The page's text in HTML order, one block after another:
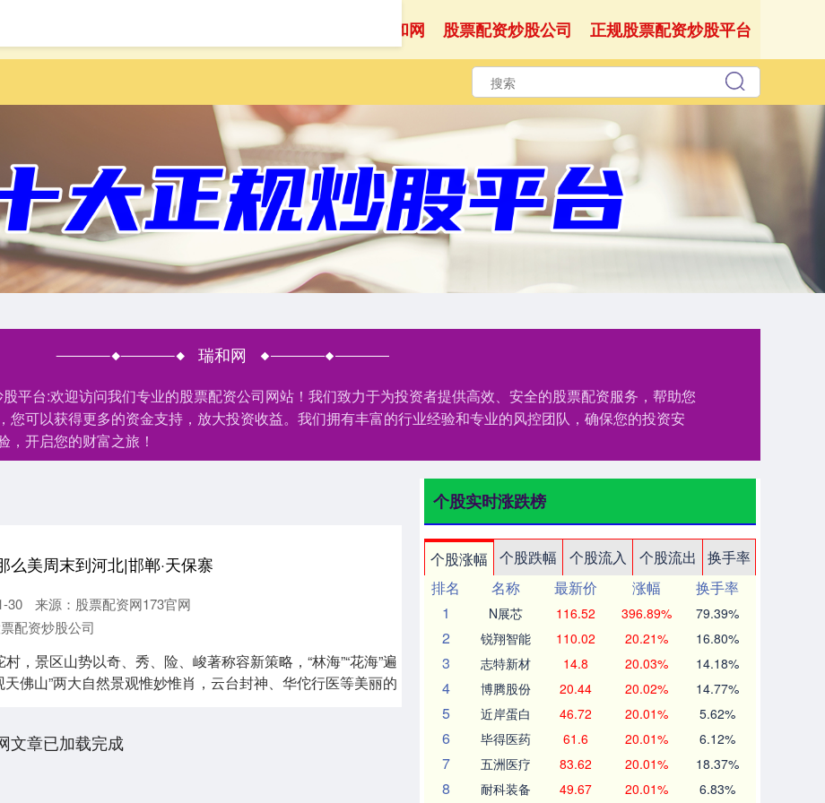
瑞和网 股票配资炒股公司 正规股票配资炒股平台
瑞和网
平台:欢迎访问我们专业的股票配资公司网站！我们致力于为投资者提供高效、安全的股票配资服务，帮助您
您可以获得更多的资金支持，放大投资收益。我们拥有丰富的行业经验和专业的风控团队，确保您的投资安
开启您的财富之旅！
么美周末到河北|邯郸·天保寨
30
来源：股票配资网173官网
配资炒股公司
，景区山势以奇、秀、险、峻著称容新策略，“林海”“花海”遍
天佛山”两大自然景观惟妙惟肖，云台封神、华佗行医等美丽的
文章已加载完成
个股实时涨跌榜
个股涨幅 个股跌幅 个股流入 个股流出
换手率
排名
名称 最新价 涨幅
换手率
1
N展芯 116.52 396.89% 79.39%
2 锐翔智能 110.02 20.21% 16.80%
3 志特新材 14.8 20.03% 14.18%
4 博腾股份 20.44 20.02% 14.77%
5 近岸蛋白 46.72 20.01% 5.62%
6 毕得医药 61.6 20.01% 6.12%
7 五洲医疗 83.62 20.01% 18.37%
8 耐科装备 49.67 20.01% 6.83%